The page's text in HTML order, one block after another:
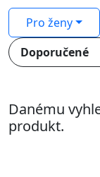
Pro ženy
Danému
produkt.